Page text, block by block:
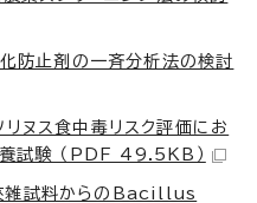
防止剤の一斉分析法の検討
ヌス食中毒リスク評価にお
養試験 （PDF 49.5KB）
試料からのBacillus